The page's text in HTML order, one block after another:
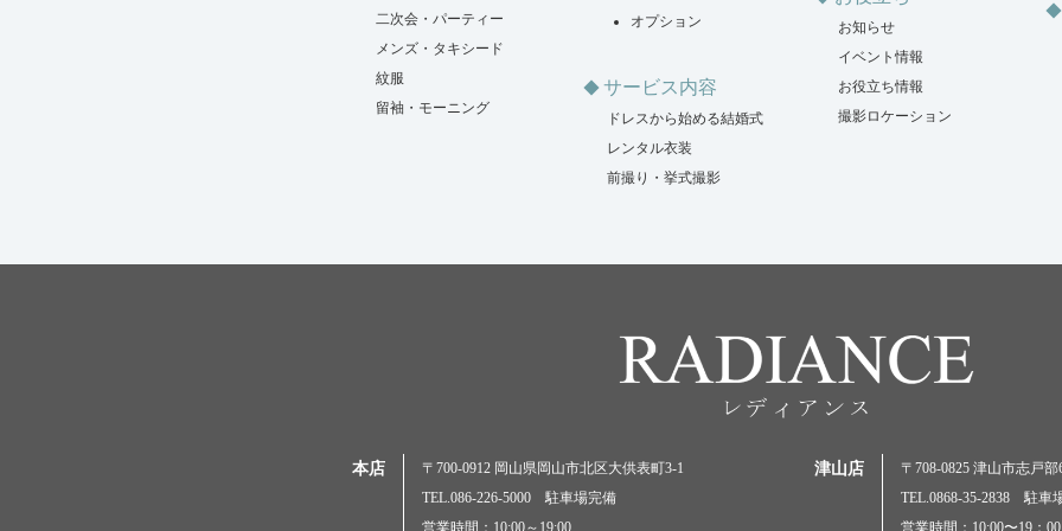
二次会・パーティー
メンズ・タキシード
紋服
留袖・モーニング
オプション
サービス内容
ドレスから始める結婚式
レンタル衣装
前撮り・挙式撮影
お知らせ
イベント情報
お役立ち情報
撮影ロケーション
本店
〒700-0912 岡山県岡山市北区大供表町3-1
TEL.086-226-5000 駐車場完備
営業時間：10:00～19:00
津山店
〒708-0825 津山市志戸部
TEL.0868-35-2838 駐車
営業時間：10:00〜19：00